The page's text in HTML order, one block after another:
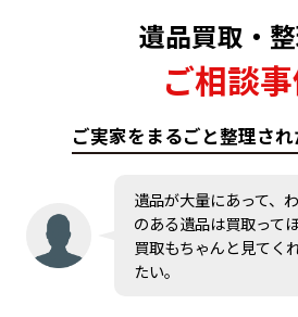
遺品買取・
ご相談
ご実家をまるごと整理さ
遺品が大量にあって、
のある遺品は買取って
買取もちゃんと見てく
たい。